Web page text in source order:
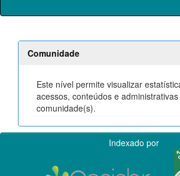
Comunidade
Este nível permite visualizar
acessos, conteúdos e
comunidade(s).
Indexado por